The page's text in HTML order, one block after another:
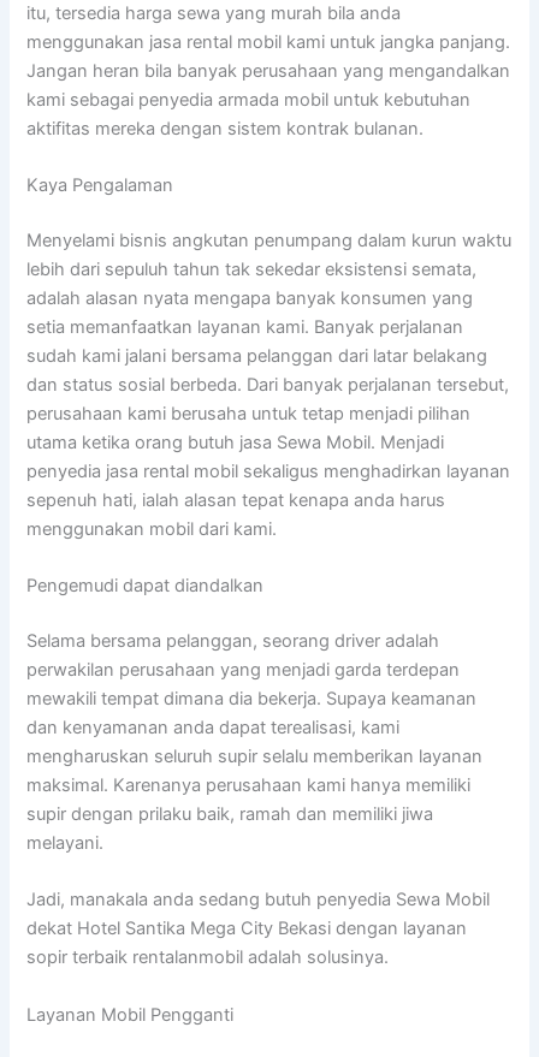
itu, tersedia harga sewa yang murah bila anda
menggunakan jasa rental mobil kami untuk jangka panjang.
Jangan heran bila banyak perusahaan yang mengandalkan
kami sebagai penyedia armada mobil untuk kebutuhan
aktifitas mereka dengan sistem kontrak bulanan.
Kaya Pengalaman
Menyelami bisnis angkutan penumpang dalam kurun waktu
lebih dari sepuluh tahun tak sekedar eksistensi semata,
adalah alasan nyata mengapa banyak konsumen yang
setia memanfaatkan layanan kami. Banyak perjalanan
sudah kami jalani bersama pelanggan dari latar belakang
dan status sosial berbeda. Dari banyak perjalanan tersebut,
perusahaan kami berusaha untuk tetap menjadi pilihan
utama ketika orang butuh jasa Sewa Mobil. Menjadi
penyedia jasa rental mobil sekaligus menghadirkan layanan
sepenuh hati, ialah alasan tepat kenapa anda harus
menggunakan mobil dari kami.
Pengemudi dapat diandalkan
Selama bersama pelanggan, seorang driver adalah
perwakilan perusahaan yang menjadi garda terdepan
mewakili tempat dimana dia bekerja. Supaya keamanan
dan kenyamanan anda dapat terealisasi, kami
mengharuskan seluruh supir selalu memberikan layanan
maksimal. Karenanya perusahaan kami hanya memiliki
supir dengan prilaku baik, ramah dan memiliki jiwa
melayani.
Jadi, manakala anda sedang butuh penyedia Sewa Mobil
dekat Hotel Santika Mega City Bekasi dengan layanan
sopir terbaik rentalanmobil adalah solusinya.
Layanan Mobil Pengganti